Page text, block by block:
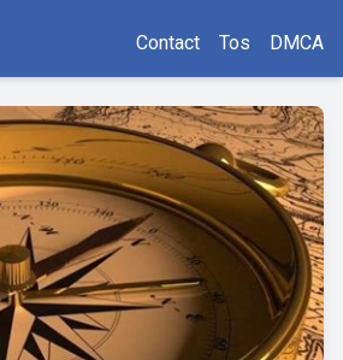
Contact Tos DMCA